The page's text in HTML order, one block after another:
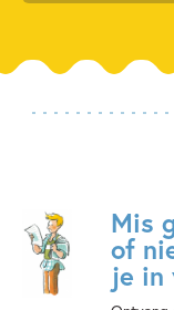
Mis
of
je in